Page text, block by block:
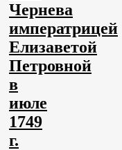
Чернева
императрицей
Елизаветой
Петровной
в
июле
1749
г.